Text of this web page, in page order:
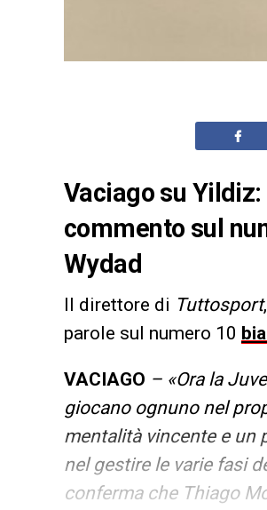
Vaciago su Yildiz:
commento sul
Wydad
Il direttore di Tuttosport
parole sul numero 10
VACIAGO – «Ora la
giocano ognuno nel
mentalità vincente e un
nel gestire le varie fasi
conferma che Thiago